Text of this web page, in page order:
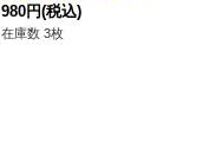
ト】{アジアTDIL-JP0
17}《モンスター》
980円(税込)
在庫数 3枚